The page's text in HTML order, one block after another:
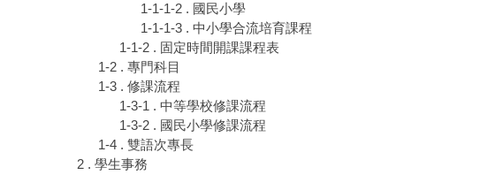
1-1-1-2 . 國民小學
1-1-1-3 . 中小學合流培育課程
1-1-2 . 固定時間開課課程表
1-2 . 專門科目
1-3 . 修課流程
1-3-1 . 中等學校修課流程
1-3-2 . 國民小學修課流程
1-4 . 雙語次專長
2 . 學生事務